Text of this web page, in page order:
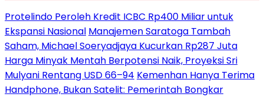
Protelindo Peroleh Kredit ICBC Rp400 Miliar untuk
Ekspansi Nasional Manajemen Saratoga Tambah
Saham, Michael Soeryadjaya Kucurkan Rp287 Juta
Harga Minyak Mentah Berpotensi Naik, Proyeksi Sri
Mulyani Rentang USD 66–94 Kemenhan Hanya Terima
Handphone, Bukan Satelit: Pemerintah Bongkar